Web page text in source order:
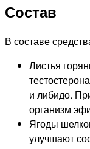
Состав
В составе
Листья
и либидо.
организм
Ягоды
улучшают